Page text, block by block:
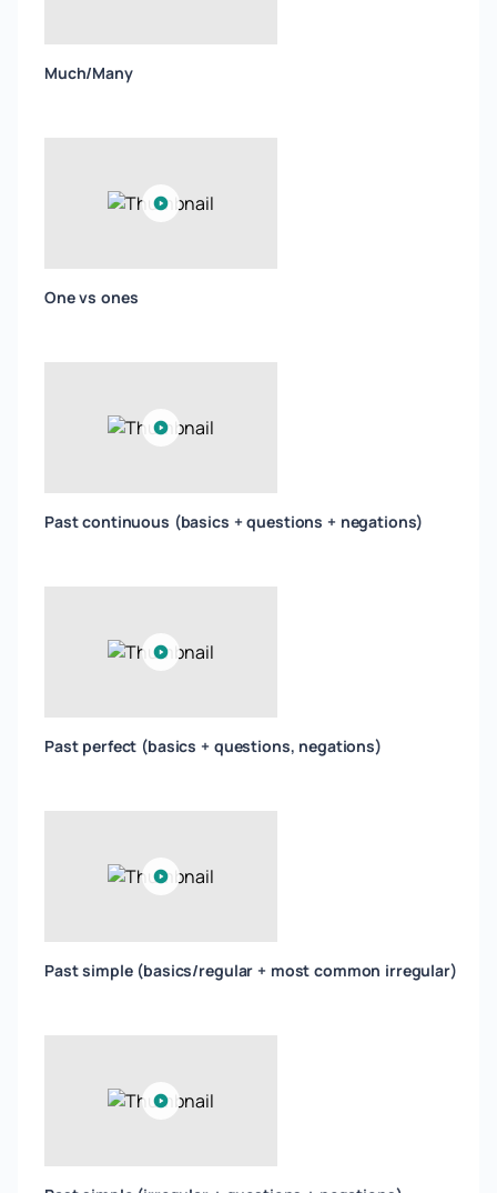
Much/Many
One vs ones
Past continuous (basics + questions + negations)
Past perfect (basics + questions, negations)
Past simple (basics/regular + most common irregular)